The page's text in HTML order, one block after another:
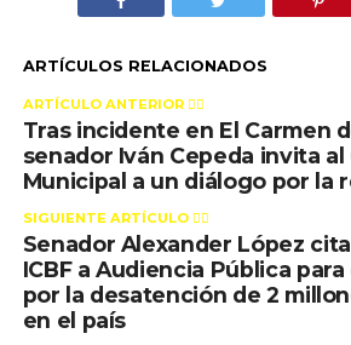
ARTÍCULOS RELACIONADOS
ARTÍCULO ANTERIOR 👉🏻
Tras incidente en El Carmen
senador Iván Cepeda invita al
Municipal a un diálogo por la
SIGUIENTE ARTÍCULO 👈🏻
Senador Alexander López
ICBF a Audiencia Pública
por la desatención de 2
en el país